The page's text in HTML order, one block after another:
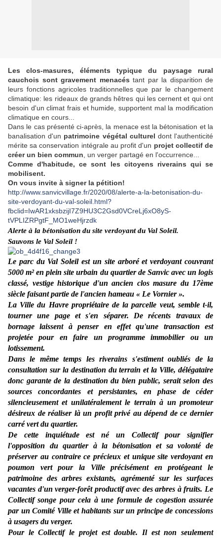
Les clos-masures, éléments typique du paysage rural
cauchois sont gravement menacés tant par la disparition de
leurs fonctions agricoles traditionnelles que par le changement
climatique: les rideaux de grands hêtres qui les cernent et qui ont
besoin d'un climat frais et humide, supportent mal la modification
climatique en cours...
Dans le cas présenté ci-après, la menace est la bétonisation et la
banalisation d'un patrimoine végétal culturel dont l'authenticité
mérite sa conservation intégrale au profit d'un projet collectif de
créer un bien commun , un verger partagé en l'occurrence...
Comme d'habitude, ce sont les citoyens riverains qui se
mobilisent.
On vous invite à signer la pétition!
http://www.sanvicvillage.fr/2020/08/alerte-a-la-betonisation-du-
site-verdoyant-du-val-soleil.html?
fbclid=IwAR1xksbzijI7Z9HU3C2Gsd0VCreLj6xO8yS-
tVPLIZRPgtF_MO1weHjrzdk
Alerte à la bétonisation du site verdoyant du Val Soleil.
Sauvons le Val Soleil !
Le parc du Val Soleil est un site arboré et verdoyant couvrant
5000 m² en plein site urbain du quartier de Sanvic avec un logis
classé, vestige historique d'un ancien clos masure du 17ème
siècle faisant partie de l'ancien hameau « Le Vornier ».
La Ville du Havre propriétaire de la parcelle veut, semble t-il,
tourner une page et s'en séparer. De récents travaux de
bornage laissent à penser en effet qu'une transaction est
projetée pour en faire un programme immobilier ou un
lotissement.
Dans le même temps les riverains s'estiment oubliés de la
consultation sur la destination du terrain et la Ville, délégataire
donc garante de la destination du bien public, serait selon des
sources concordantes et persistantes, en phase de céder
silencieusement et unilatéralement le terrain à un promoteur
désireux de réaliser là un profit privé au dépend de ce dernier
carré vert du quartier.
De cette inquiétude est né un Collectif pour signifier
l'opposition du quartier à la bétonisation et sa volonté de
préserver au contraire ce précieux et unique site verdoyant en
poumon vert pour la Ville précisément en protégeant le
patrimoine des arbres existants, agrémenté sur les surfaces
vacantes d'un verger-forêt productif avec des arbres à fruits. Le
Collectif songe pour cela à une formule de cogestion assurée
par un Comité Ville et habitants sur un principe de concessions
à usagers du verger.
Pour le Collectif le projet est double. Il est non seulement